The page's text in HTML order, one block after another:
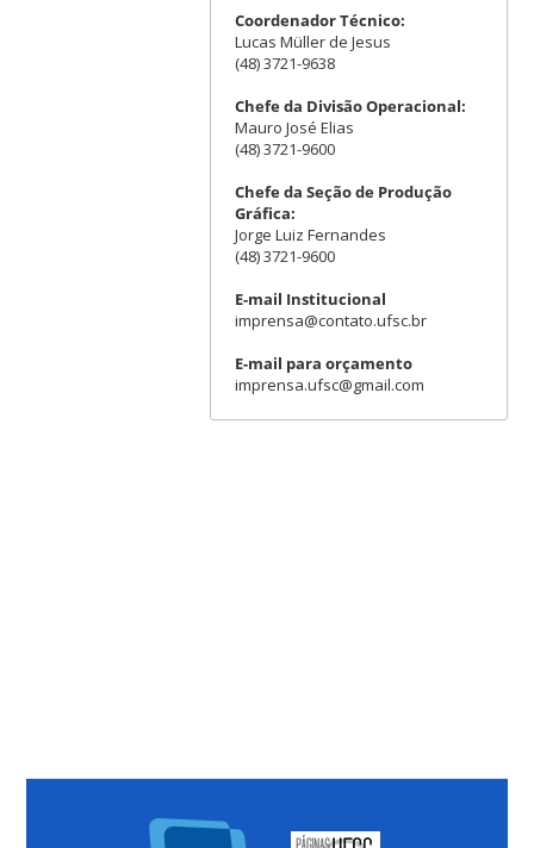
Coordenador Técnico:
Lucas Müller de Jesus
(48) 3721-9638
Chefe da Divisão Operacional:
Mauro José Elias
(48) 3721-9600
Chefe da Seção de Produção
Gráfica:
Jorge Luiz Fernandes
(48) 3721-9600
E-mail Institucional
imprensa@contato.ufsc.br
E-mail para orçamento
imprensa.ufsc@gmail.com